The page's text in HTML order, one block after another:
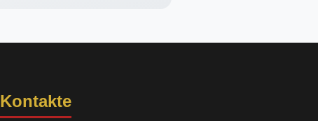
Kontakte